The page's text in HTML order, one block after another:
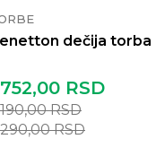
dečija torba
RSD
RSD
RSD